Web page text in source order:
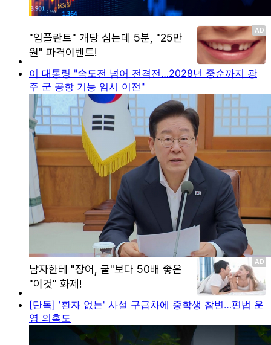
이 대통령 "속도전 넘어 전격전…2028년 중순까지 광
주 군 공항 기능 임시 이전"
[단독] '환자 없는' 사설 구급차에 중학생 참변…편법 운
영 의혹도